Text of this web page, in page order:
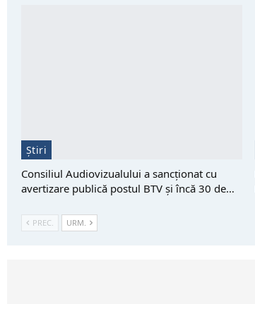
Știri
Consiliul Audiovizualului a sancționat cu
avertizare publică postul BTV și încă 30 de…
PREC. URM.